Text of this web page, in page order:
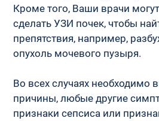
Кроме того, Ваши врачи
сделать УЗИ почек, чтобы
препятствия, например,
опухоль мочевого пузыря.
Во всех случаях необходимо
причины, любые другие
признаки сепсиса или